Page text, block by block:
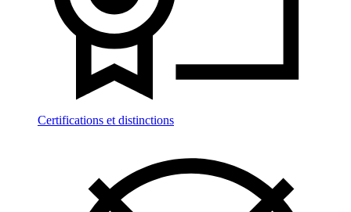
Certifications et distinctions